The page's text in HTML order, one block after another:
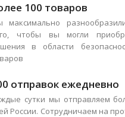
100 товаров
максимально
чтобы вы могли
в области
отправок ежедневно
сутки мы отправляем
России. Сотрудничаем на